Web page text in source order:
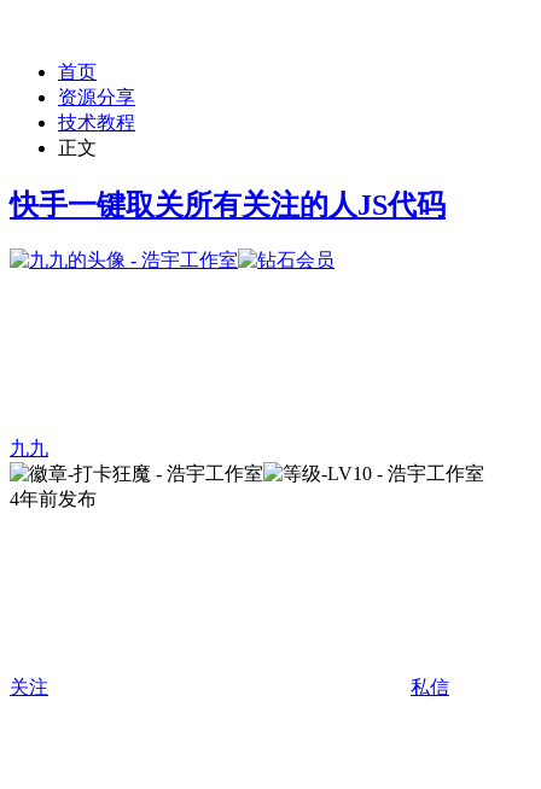
首页
资源分享
技术教程
正文
快手一键取关所有关注的人JS代码
九九
4年前发布
关注 私信